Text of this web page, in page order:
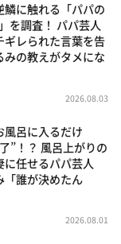
鱗に触れる「パパの
を調査！ パパ芸人
ギレられた言葉を告
の教えがタメにな
2026.08.03
風呂に入るだけ
”！？ 風呂上がりの
に任せるパパ芸人
「誰が決めたん
2026.08.01